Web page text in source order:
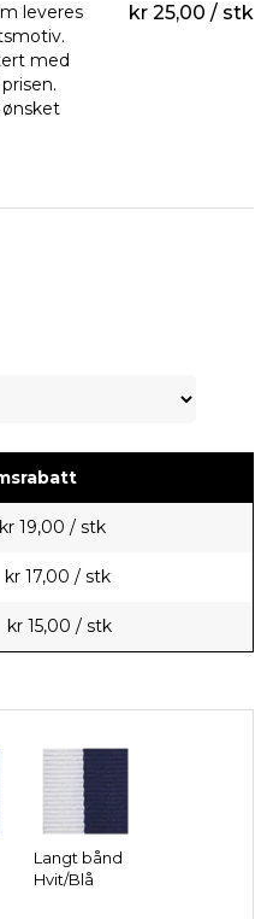
leveres
med
kr 25,00 stk
kr 19,00 / stk
kr 17,00 / stk
kr 15,00 / stk
Langt bånd
Hvit/Blå